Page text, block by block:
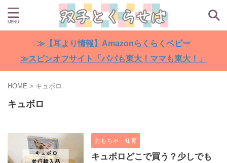
≫【耳より情報】Amazonらくらくベビー
≫スピンオフサイト「パパも東大！ママも東大！」
HOME > キュボロ
キュボロ
おもちゃ・知育
キュボロどこで買う？少しでも